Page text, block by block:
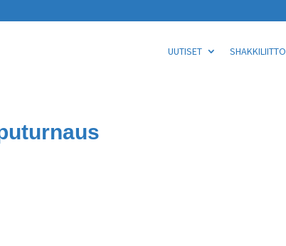
UUTISET SHAKKILIITTO